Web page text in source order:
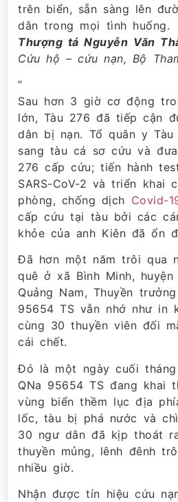
trên biển, sẵn sàng lên
dân trong mọi tình huống.
Thượng tá Nguyễn Văn
Cứu hộ – cứu nạn, Bộ
”
Sau hơn 3 giờ cơ động
lớn, Tàu 276 đã tiếp cận
dân bị nạn. Tổ quân y
sang tàu cá sơ cứu và
276 cấp cứu; tiến hành
SARS-CoV-2 và triển khai
phòng, chống dịch Covid-
cấp cứu tại tàu bởi các
khỏe của anh Kiên đã ổn
Đã hơn một năm trôi qua
quê ở xã Bình Minh, huyện
Quảng Nam, Thuyền
95654 TS vẫn nhớ như in
cùng 30 thuyền viên đối
cái chết.
Đó là một ngày cuối
QNa 95654 TS đang khai
vùng biển thềm lục địa
lốc, tàu bị phá nước và
30 ngư dân đã kịp thoát
thuyền mủng, lênh đênh
nhiều giờ.
Nhận được tín hiệu cứu